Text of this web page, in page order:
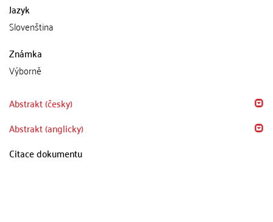
Jazyk
Slovenština
Známka
Výborně
Abstrakt (česky)
Abstrakt (anglicky)
Citace dokumentu